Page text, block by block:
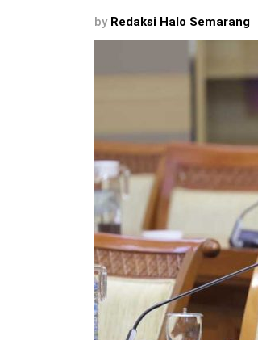
by Redaksi Halo Semarang